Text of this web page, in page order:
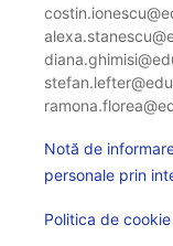
Notă de
personale prin
Politica de cookie